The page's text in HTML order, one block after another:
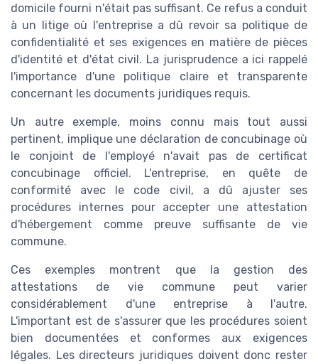
domicile fourni n'était pas suffisant. Ce refus a conduit
à un litige où l'entreprise a dû revoir sa politique de
confidentialité et ses exigences en matière de pièces
d'identité et d'état civil. La jurisprudence a ici rappelé
l'importance d'une politique claire et transparente
concernant les documents juridiques requis.
Un autre exemple, moins connu mais tout aussi
pertinent, implique une déclaration de concubinage où
le conjoint de l'employé n'avait pas de certificat
concubinage officiel. L'entreprise, en quête de
conformité avec le code civil, a dû ajuster ses
procédures internes pour accepter une attestation
d'hébergement comme preuve suffisante de vie
commune.
Ces exemples montrent que la gestion des
attestations de vie commune peut varier
considérablement d'une entreprise à l'autre.
L'important est de s'assurer que les procédures soient
bien documentées et conformes aux exigences
légales. Les directeurs juridiques doivent donc rester